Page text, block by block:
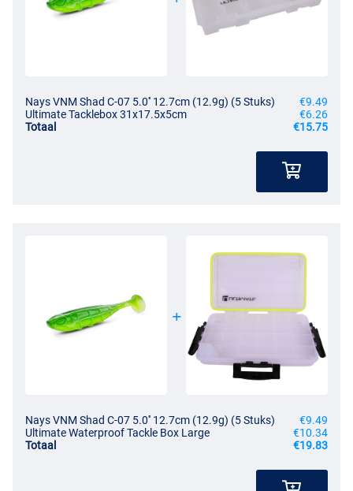
Nays VNM Shad C-07 5.0'' 12.7cm (12.9g) (5 Stuks)
€9.49
Ultimate Tacklebox 31x17.5x5cm
€6.26
Totaal
€15.75
Nays VNM Shad C-07 5.0'' 12.7cm (12.9g) (5 Stuks)
€9.49
Ultimate Waterproof Tackle Box Large
€10.34
Totaal
€19.83